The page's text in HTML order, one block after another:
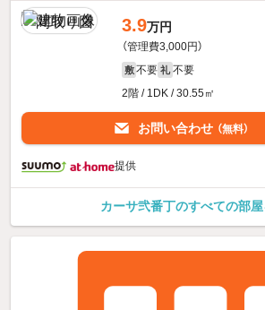
3.9万円
（管理費3,000円）
敷 不要 礼 不要
2階 / 1DK / 30.55㎡
お問い合わせ （無料）
提供
カーサ弐番丁のすべての部